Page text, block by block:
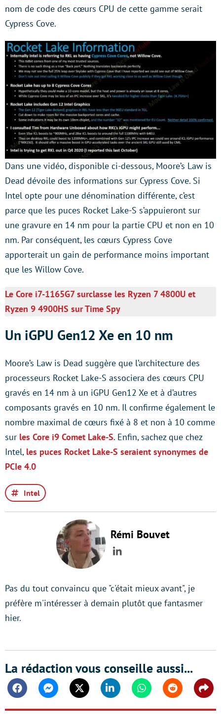
nom de code des cœurs CPU de cette gamme serait
Cypress Cove.
Dans une vidéo, disponible ci-dessous, Moore’s Law is
Dead dévoile des informations sur Cypress Cove. Si
Intel opte pour une dénomination différente, c’est
parce que les puces Rocket Lake-S s’appuieront sur
une gravure en 14 nm pour la partie CPU et non en 10
nm. Par conséquent, les cœurs Cypress Cove
apporterait un gain de performance moins important
que les Willow Cove.
Le Core i7-1165G7 surclasse les Ryzen 7 4800U et
Ryzen 9 4900HS sur Time Spy
Un iGPU Gen12 Xe en 10 nm
Moore’s Law is Dead suggère que l’architecture des
processeurs Rocket Lake-S associera des cœurs CPU
gravés en 14 nm à un iGPU Gen12 Xe et à d’autres
composants gravés en 10 nm. Il confirme également le
nombre maximal de cœurs fixé à 8 et non à 10 comme
sur les Core i9 Comet Lake-S. Enfin, sachez que chez
Intel, les puces Rocket Lake-S seraient synonymes de
PCIe 4.0
Intel
Rémi Bouvet
LinkedIn
Pas du tout convaincu que "c'était mieux avant", je
préfère m'intéresser à demain plutôt que fantasmer
hier.
La rédaction vous conseille aussi...
FacebookMessengerTwitter Linkedin WhatsappReddit